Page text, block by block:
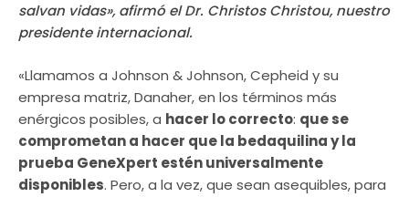
salvan vidas», afirmó el Dr. Christos Christou, nuestro
presidente internacional.
«Llamamos a Johnson & Johnson, Cepheid y su
empresa matriz, Danaher, en los términos más
enérgicos posibles, a hacer lo correcto: que se
comprometan a hacer que la bedaquilina y la
prueba GeneXpert estén universalmente
disponibles. Pero, a la vez, que sean asequibles, para